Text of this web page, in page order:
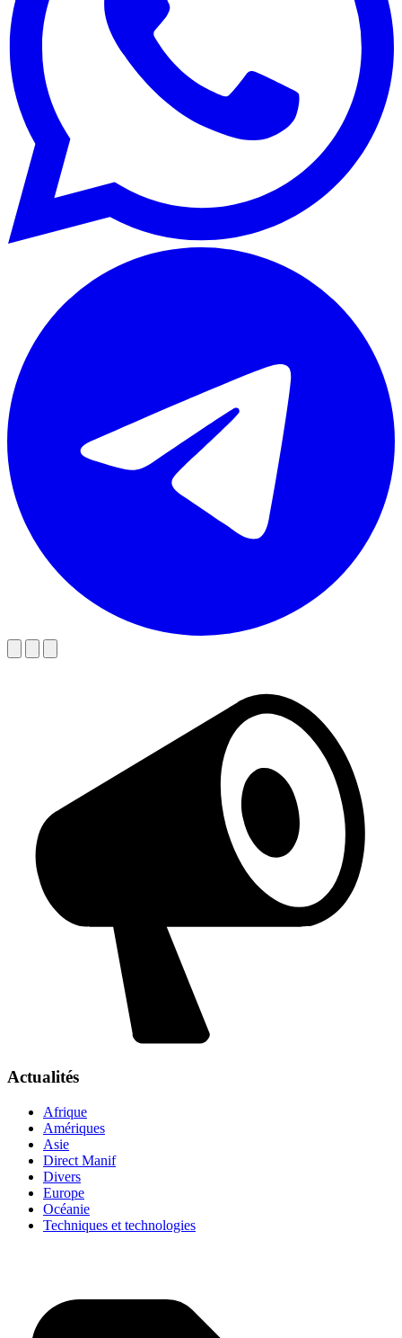
Actualités
Afrique
Amériques
Asie
Direct Manif
Divers
Europe
Océanie
Techniques et technologies